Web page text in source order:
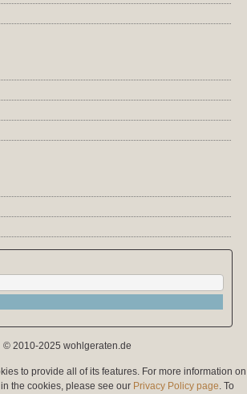
© 2010-2025 wohlgeraten.de
to provide all of its features. For more information on
the cookies, please see our Privacy Policy page. To